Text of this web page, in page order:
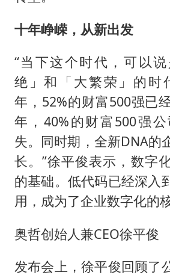
十年峥嵘，从新出发
“当下这个时代，可以
绝」和「大繁荣」的时
年，52%的财富500强已
年，40%的财富500强
失。同时期，全新DNA的
长。”徐平俊表示，数字
的基础。低代码已经深入
用，成为了企业数字化的
奥哲创始人兼CEO徐平俊
发布会上，徐平俊回顾了